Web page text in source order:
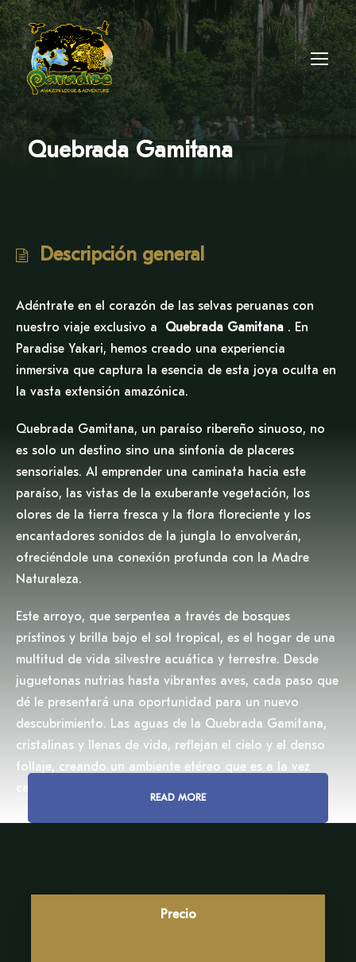
Quebrada Gamitana
Precio
Descripción general
Adéntrate en el corazón de las selvas peruanas con
nuestro viaje exclusivo a Quebrada Gamitana . En
Paradise Yakari, hemos creado una experiencia
inmersiva que captura la esencia de esta joya oculta en
la vasta extensión amazónica.
Quebrada Gamitana, un paraíso ribereño sinuoso, no
es solo un destino sino una sinfonía de placeres
sensoriales. Al emprender una caminata hacia este
paraíso, las vistas de la exuberante vegetación, los
olores de la tierra fresca y la flora floreciente y los
encantadores sonidos de la jungla lo envolverán,
ofreciéndole una conexión profunda con la Madre
Naturaleza.
Este arroyo, que serpentea a través de bosques
prístinos y brilla bajo el sol tropical, es el hogar de una
multitud de vida silvestre acuática y terrestre. Desde
juguetonas nutrias hasta vibrantes aves, cada paso que
dé le presentará una oportunidad para un nuevo
descubrimiento. Las aguas de la Quebrada Gamitana,
cristalinas y llenas de vida, reflejan el cielo y el denso
follaje, creando un ambiente etéreo que es a la vez
calmante y vigorizante.
Mientras viaja con nosotros a este extraordinario lugar,
gran ecosistema amazónico.
READ MORE